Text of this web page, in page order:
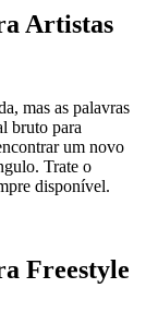
Artistas
mas as palavras
bruto para
um novo
Trate o
disponível.
Freestyle